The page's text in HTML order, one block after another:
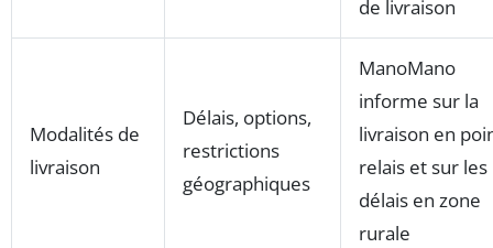
de livraison
Modalités de
livraison
Délais, options,
restrictions
géographiques
ManoMano
informe sur la
livraison en
relais et sur les
délais en zone
rurale